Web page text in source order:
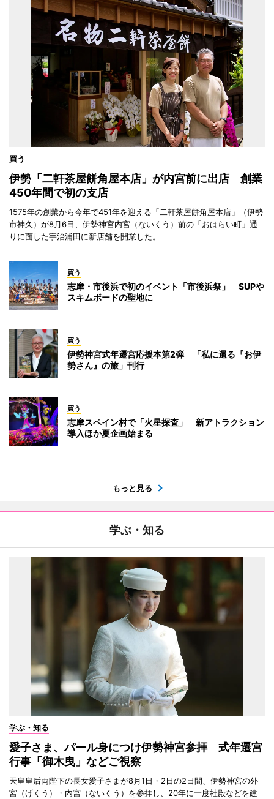
買う
伊勢「二軒茶屋餅角屋本店」が内宮前に出店 創業
450年間で初の支店
1575年の創業から今年で451年を迎える「二軒茶屋餅角屋本店」（伊勢
市神久）が8月6日、伊勢神宮内宮（ないくう）前の「おはらい町」通
りに面した宇治浦田に新店舗を開業した。
買う
志摩・市後浜で初のイベント「市後浜祭」 SUPや
スキムボードの聖地に
買う
伊勢神宮式年遷宮応援本第2弾 「私に還る『お伊
勢さん』の旅」刊行
買う
志摩スペイン村で「火星探査」 新アトラクション
導入ほか夏企画始まる
もっと見る
学ぶ・知る
学ぶ・知る
愛子さま、パール身につけ伊勢神宮参拝 式年遷宮
行事「御木曳」などご視察
天皇皇后両陛下の長女愛子さまが8月1日・2日の2日間、伊勢神宮の外
宮（げくう）・内宮（ないくう）を参拝し、20年に一度社殿などを建